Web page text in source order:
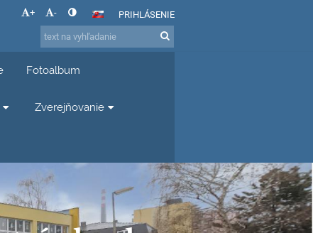
+ - PRIHLÁSENIE
Fotoalbum
Zverejňovanie